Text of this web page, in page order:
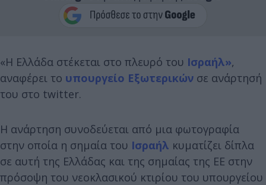
«Η Ελλάδα στέκεται στο πλευρό του Ισραήλ»,
αναφέρει το υπουργείο Εξωτερικών σε ανάρτησή
του στο twitter.
Η ανάρτηση συνοδεύεται από μια φωτογραφία
στην οποία η σημαία του Ισραήλ κυματίζει δίπλα
σε αυτή της Ελλάδας και της σημαίας της ΕΕ στην
πρόσοψη του νεοκλασικού κτιρίου του υπουργείου